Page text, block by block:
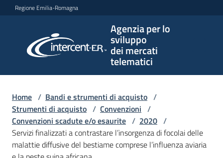
Vai al contenuto
Vai alla navigazione
Vai al footer
Regione Emilia-Romagna
Agenzia per lo
sviluppo
dei mercati
telematici
per lo
sviluppo
telematici
L'Agenzia
Home / Bandi e strumenti di acquisto /
Strumenti di acquisto / Convenzioni /
Convenzioni scadute e/o esaurite / 2020 /
Servizi finalizzati a contrastare l’insorgenza di focolai delle
malattie diffusive del bestiame comprese l’influenza aviaria